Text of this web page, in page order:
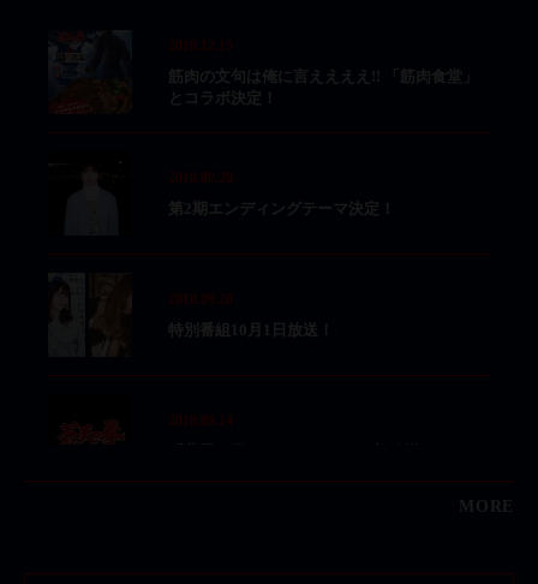
2018.12.15
筋肉の文句は俺に言ええええ!! 「筋肉食堂」
とコラボ決定！
2018.09.20
第2期エンディングテーマ決定！
2018.09.20
特別番組10月1日放送！
2018.09.14
第2期PV公開
MORE